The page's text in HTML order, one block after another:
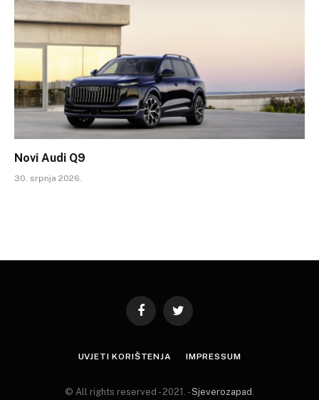
Novi Audi Q9
30. srpnja 2026.
FacebookTwitter
UVJETI KORIŠTENJA IMPRESSUM
© All rights reserved - 2021. -Sjeverozapad